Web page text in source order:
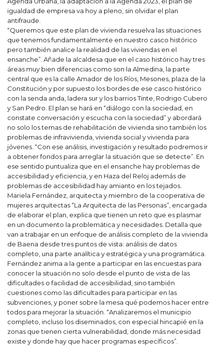
igualdad de empresa va hoy a pleno, sin olvidar el plan
antifraude.
“Queremos que este plan de vivienda resuelva las situaciones
que tenemos fundamentalmente en nuestro casco histórico
pero también analice la realidad de las viviendas en el
ensanche”. Añade la alcaldesa que en el caso histórico hay tres
áreas muy bien diferencias como son la Almedina, la parte
central que es la calle Amador de los Ríos, Mesones, plaza de la
Constitución y por supuesto los bordes de ese casco histórico
con la senda anda, ladera sur y los barrios Tinte, Rodrigo Cubero
y San Pedro. El plan se hará en “diálogo con la sociedad, en
constate conversación y escucha con la sociedad” y abordará
no solo los temas de rehabilitación de vivienda sino también los
problemas de infravivienda, vivienda social y vivienda para
jóvenes. “Con ese análisis, investigación y resultado podremos ir
a obtener fondos para arreglar la situación que se detecte”. En
ese sentido puntualiza que en el ensanche hay problemas de
accesibilidad y eficiencia, y en Haza del Reloj además de
problemas de accesibilidad hay amianto en los tejados.
Mariela Fernández, arquitecta y miembro de la cooperativa de
mujeres arquitectas “La Arquitecta de las Personas”, encargada
de elaborar el plan, explica que tienen un reto que es plasmar
en un documento la problemática y necesidades. Detalla que
van a trabajar en un enfoque de análisis completo de la vivienda
de Baena desde tres puntos de vista: análisis de datos
completo, una parte analítica y estratégica y una programática.
Fernández anima a la gente a participar en las encuestas para
conocer la situación no solo desde el punto de vista de las
dificultades o facilidad de accesibilidad, sino también
cuestiones como las dificultades para participar en las
subvenciones, y poner sobre la mesa qué podemos hacer entre
todos para mejorar la situación. “Analizaremos el municipio
completo, incluso los diseminados, con especial hincapié en la
zonas que tienen cierta vulnerabilidad, donde más necesidad
existe y donde hay que hacer programas específicos”.